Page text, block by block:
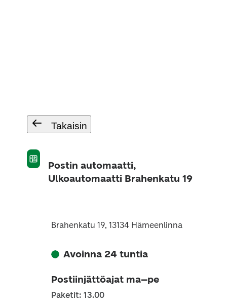
Takaisin
Postin automaatti,
Ulkoautomaatti Brahenkatu 19
Brahenkatu 19, 13134 Hämeenlinna
Avoinna 24 tuntia
Postiinjättöajat ma–pe
Paketit: 13.00